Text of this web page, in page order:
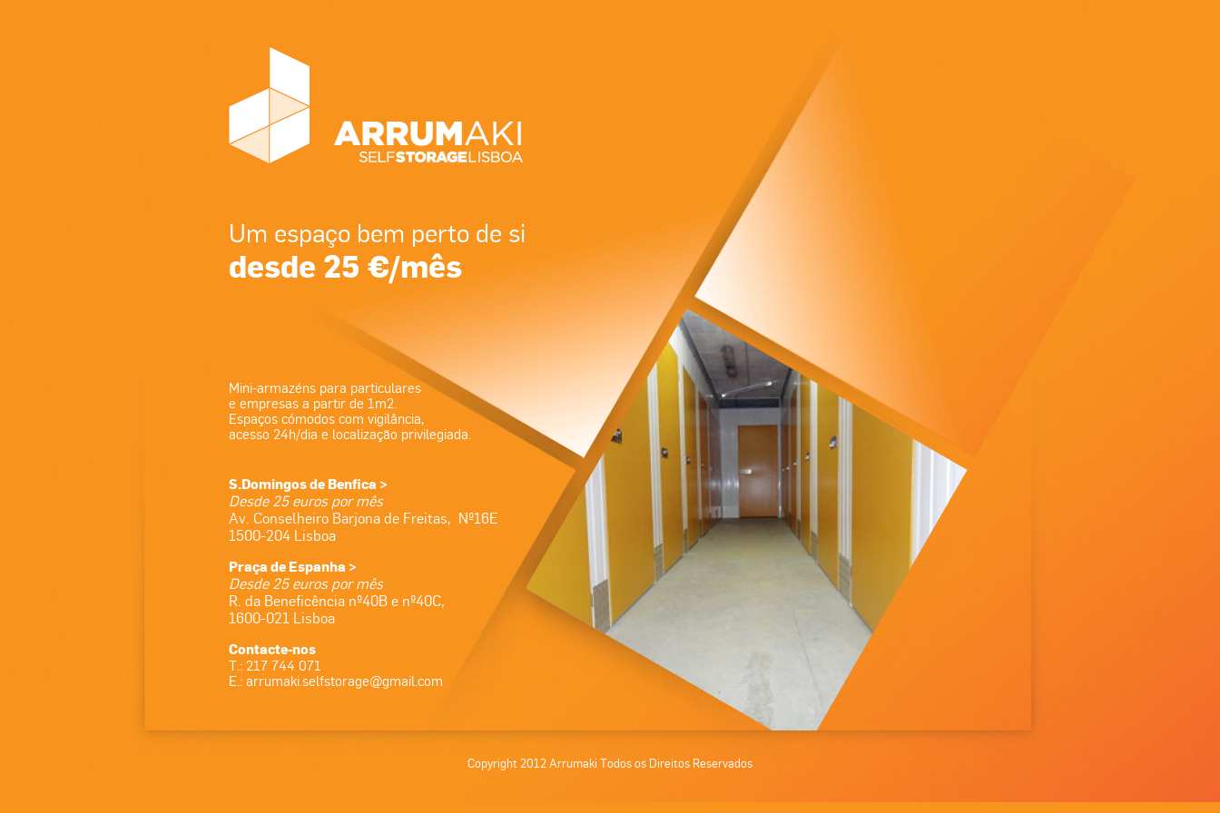
Um espaço bem perto de si
desde 25 €/mês
Mini-armazéns para particulares
e empresas a partir de 1m2.
Espaços cómodos com vigilância,
acesso 24h/dia e localização privilegiada.
S.Domingos de Benfica >
Desde 25 euros por mês
Av. Conselheiro Barjona de Freitas, Nº16E
1500-204 Lisboa
Praça de Espanha >
Desde 25 euros por mês
R. da Beneficência nº40B e nº40C,
1600-021 Lisboa
Contacte-nos
T.: 217 744 071
E.: arrumaki.selfstorage@gmail.com
Copyright 2012 Arrumaki Todos os Direitos Reservados